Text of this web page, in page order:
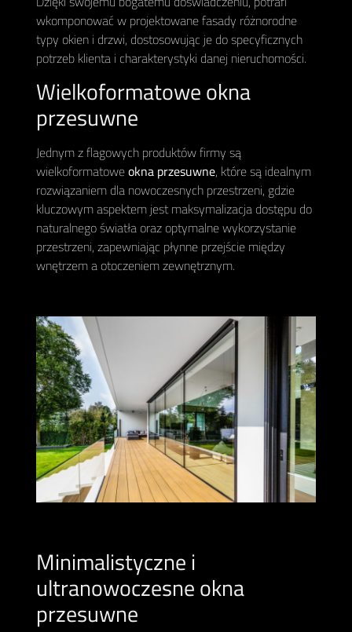
wkomponować w projektowane fasady różnorodne
typy okien i drzwi, dostosowując je do specyficznych
potrzeb klienta i charakterystyki danej nieruchomości.
Wielkoformatowe okna
przesuwne
Jednym z flagowych produktów firmy są
wielkoformatoweokna przesuwne, które są idealnym
rozwiązaniem dla nowoczesnych przestrzeni, gdzie
kluczowym aspektem jest maksymalizacja dostępu do
naturalnego światła oraz optymalne wykorzystanie
przestrzeni, zapewniając płynne przejście między
wnętrzem a otoczeniem zewnętrznym.
Minimalistyczne i
ultranowoczesne okna
przesuwne